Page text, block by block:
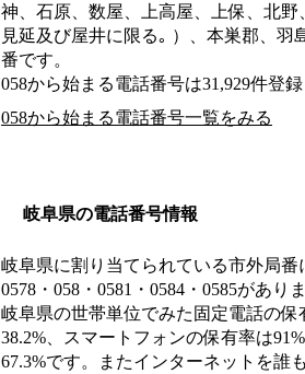
神、石原、数屋、上高屋、上保、北野
見延及び屋井に限る｡ ）、本巣郡、羽
番です。
058から始まる電話番号は31,929件登録
058から始まる電話番号一覧をみる
岐阜県の電話番号情報
岐阜県に割り当てられている市外局番
0578・058・0581・0584・0585がありま
岐阜県の世帯単位でみた固定電話の保
38.2%、スマートフォンの保有率は
67.3%です。またインターネットを誰